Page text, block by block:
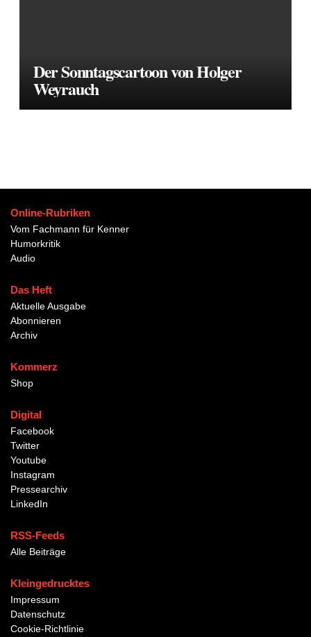
Der Sonntagscartoon von Holger
Weyrauch
Online-Rubriken
Vom Fachmann für Kenner
Humorkritik
Audio
Das Heft
Aktuelle Ausgabe
Abonnieren
Archiv
Kommerz
Shop
Digital
Facebook
Twitter
Youtube
Instagram
Pressearchiv
LinkedIn
RSS-Feeds
Alle Beiträge
Kleingedrucktes
Impressum
Datenschutz
Cookie-Richtlinie